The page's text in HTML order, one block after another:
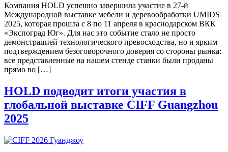
Компания HOLD успешно завершила участие в 27-й
Международной выставке мебели и деревообработки UMIDS
2025, которая прошла с 8 по 11 апреля в краснодарском ВКК
«Экспоград Юг». Для нас это событие стало не просто
демонстрацией технологического превосходства, но и ярким
подтверждением безоговорочного доверия со стороны рынка:
все представленные на нашем стенде станки были проданы
прямо во […]
HOLD подводит итоги участия в
глобальной выставке CIFF Guangzhou
2025